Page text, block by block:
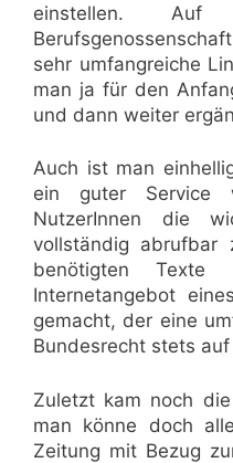
einstellen.
sehr umfangreiche
man ja für den
und dann weiter
Auch ist man
ein guter Service
NutzerInnen die
vollständig abrufbar
benötigten
Internetangebot
gemacht, der eine
Bundesrecht stets
Zuletzt kam noch
man könne doch
Zeitung mit Bezug